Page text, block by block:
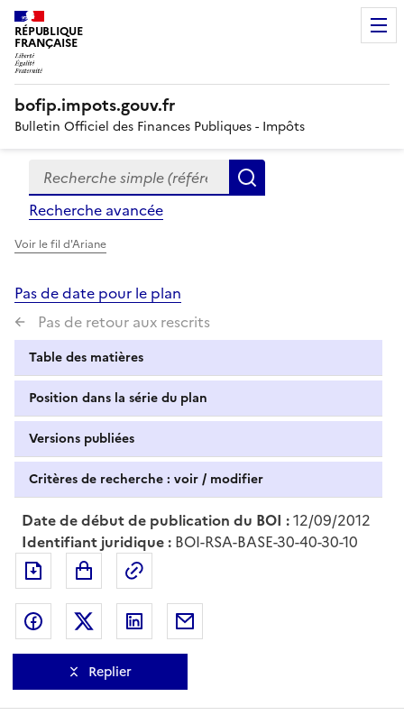
RÉPUBLIQUE
FRANÇAISE
bofip.impots.gouv.fr
Bulletin Officiel des Finances Publiques - Impôts
Formulaire
de
recherche
Recherche simple (références, mots clés, partie du
Recherche avancée
Voir le fil d'Ariane
Pas de date pour le plan
Pas de retour aux rescrits
Table des matières
Position dans la série du plan
Versions publiées
Critères de recherche : voir / modifier
Date de début de publication du BOI :12/09/2012
Identifiant juridique : BOI-RSA-BASE-30-40-30-10
Exporter le document au format pdf
Partager sur Facebook
Partager sur Twitter
Partager sur LinkedIn
Replier